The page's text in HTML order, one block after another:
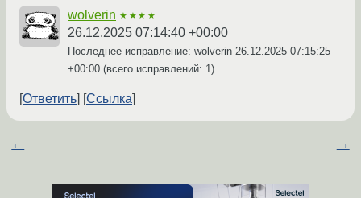
wolverin ★★★★
26.12.2025 07:14:40 +00:00
Последнее исправление: wolverin 26.12.2025 07:15:25
+00:00 (всего исправлений: 1)
Ответить Ссылка
← →